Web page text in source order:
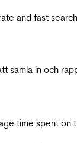
and fast
samla in och
time spent